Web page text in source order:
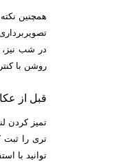
همچنین
در شب نیز،
روشن با
قبل از
تمیز کردن
تری را ثبت
توانید با